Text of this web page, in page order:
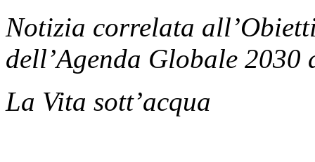
Notizia correlata
dell’Agenda Globale
La Vita sott’acqua